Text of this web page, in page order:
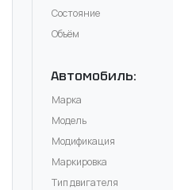
Состояние
Объём
Автомобиль:
Марка
Модель
Модификация
Маркировка
Тип двигателя